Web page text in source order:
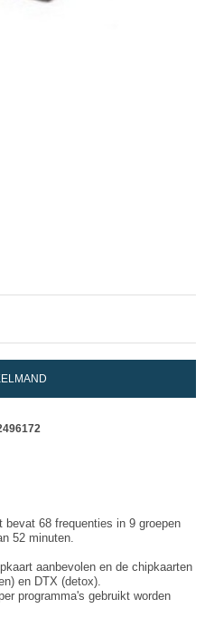
bevat 68 frequenties in 9 groepen
52 minuten.
aanbevolen en de chipkaarten
en DTX (detox).
programma's gebruikt worden